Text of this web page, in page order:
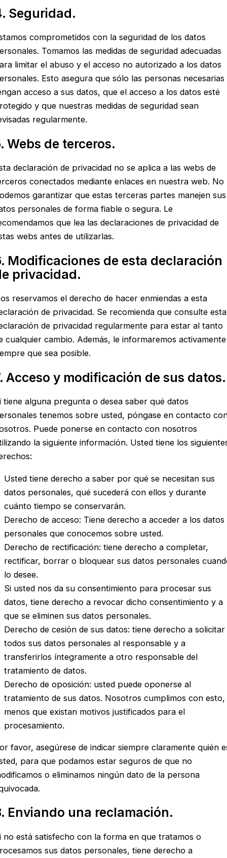
Seguridad.
comprometidos con la seguridad de los datos
Tomamos las medidas de seguridad adecuadas
limitar el abuso y el acceso no autorizado a los datos
Esto asegura que sólo las personas necesarias
acceso a sus datos, que el acceso a los datos esté
y que nuestras medidas de seguridad sean
regularmente.
Webs de terceros.
declaración de privacidad no se aplica a las webs de
conectados mediante enlaces en nuestra web. No
garantizar que estas terceras partes manejen sus
personales de forma fiable o segura. Le
que lea las declaraciones de privacidad de
webs antes de utilizarlas.
Modificaciones de esta declaración
privacidad.
reservamos el derecho de hacer enmiendas a esta
de privacidad. Se recomienda que consulte esta
de privacidad regularmente para estar al tanto
cualquier cambio. Además, le informaremos activamente
que sea posible.
Acceso y modificación de sus datos.
tiene alguna pregunta o desea saber qué datos
tenemos sobre usted, póngase en contacto
Puede ponerse en contacto con nosotros
la siguiente información. Usted tiene los
Usted tiene derecho a saber por qué se necesitan sus
datos personales, qué sucederá con ellos y durante
cuánto tiempo se conservarán.
Derecho de acceso: Tiene derecho a acceder a los datos
personales que conocemos sobre usted.
Derecho de rectificación: tiene derecho a completar,
rectificar, borrar o bloquear sus datos personales
lo desee.
Si usted nos da su consentimiento para procesar sus
datos, tiene derecho a revocar dicho consentimiento y a
que se eliminen sus datos personales.
Derecho de cesión de sus datos: tiene derecho a solicitar
todos sus datos personales al responsable y a
transferirlos íntegramente a otro responsable del
tratamiento de datos.
Derecho de oposición: usted puede oponerse al
tratamiento de sus datos. Nosotros cumplimos con esto,
menos que existan motivos justificados para el
procesamiento.
favor, asegúrese de indicar siempre claramente quién
para que podamos estar seguros de que no
o eliminamos ningún dato de la persona
Enviando una reclamación.
no está satisfecho con la forma en que tratamos o
sus datos personales, tiene derecho a